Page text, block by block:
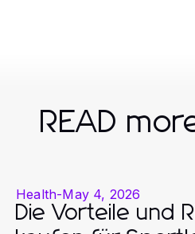
READ
Health-May 4, 2026
Die Vorteile und